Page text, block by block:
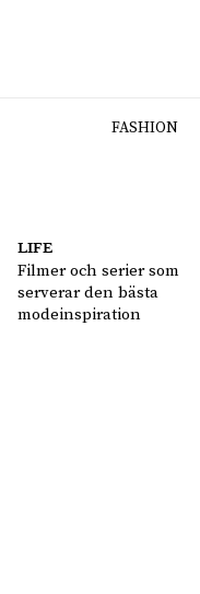
FASHION
LIFE
Filmer och serier som
serverar den bästa
modeinspiration